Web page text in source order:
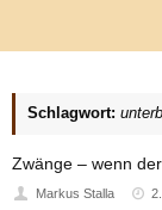
Schlagwort:
Zwänge – wenn
Markus Stalla